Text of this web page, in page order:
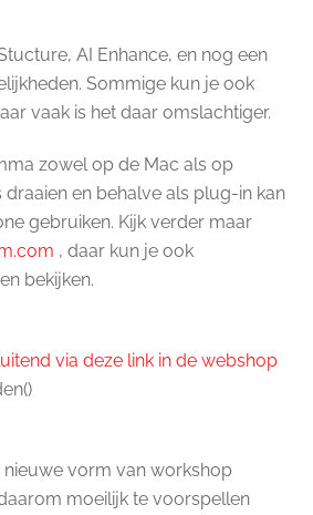
AI Enhance, en nog een
Sommige kun je ook
vaak is het daar omslachtiger.
zowel op de Mac als op
en behalve als plug-in kan
gebruiken. Kijk verder maar
, daar kun je ook
bekijken.
via deze link in de webshop
nieuwe vorm van workshop
moeilijk te voorspellen